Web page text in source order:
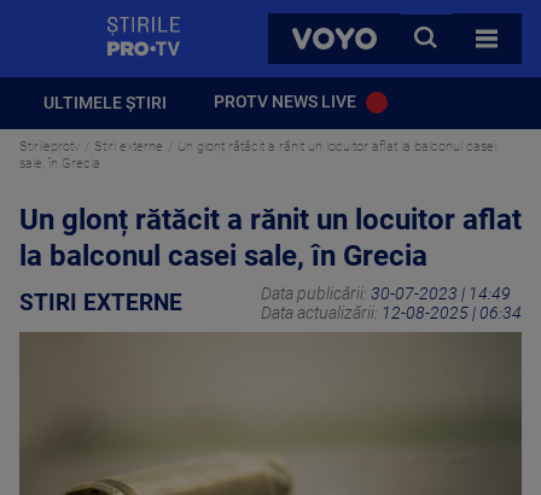
VOYO
CAUTA
TOATE
ULTIMELE ȘTIRI PROTV NEWS LIVE
Stirileprotv Stiri externe
Un glonț rătăcit a rănit un locuitor aflat la balconul casei
sale, în Grecia
Un glonț rătăcit a rănit un locuitor aflat
la balconul casei sale, în Grecia
STIRI EXTERNE Data publicării: 30-07-2023 | 14:49
Data actualizării: 12-08-2025 | 06:34